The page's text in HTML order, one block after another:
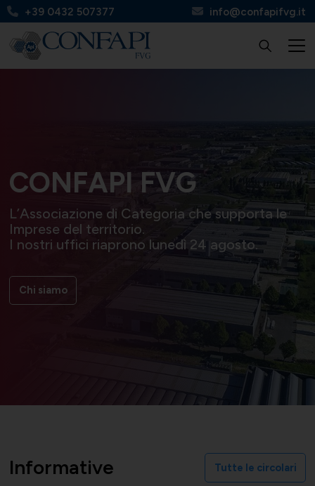
+39 0432 507377 info@confapifvg.it
CONFAPI FVG
L’Associazione di Categoria che supporta le
Imprese del territorio.
I nostri uffici riaprono lunedì 24 agosto.
Chi siamo
Informative Tutte le circolari
Chi Siamo
Organi
ConfapiD
UNIONMECCANICA
UNITAL
ANIEM
Finanza, contributi e agevolazioni
Contabilità e fisco
Appalti e territorio
Apinforma
Apiflash